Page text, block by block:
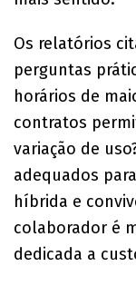
Os relatórios
perguntas
horários de
contratos
variação de
adequados
híbrida e
colaborador é
dedicada a